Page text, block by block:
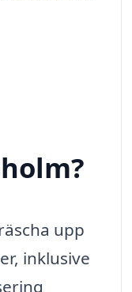
upp
inklusive